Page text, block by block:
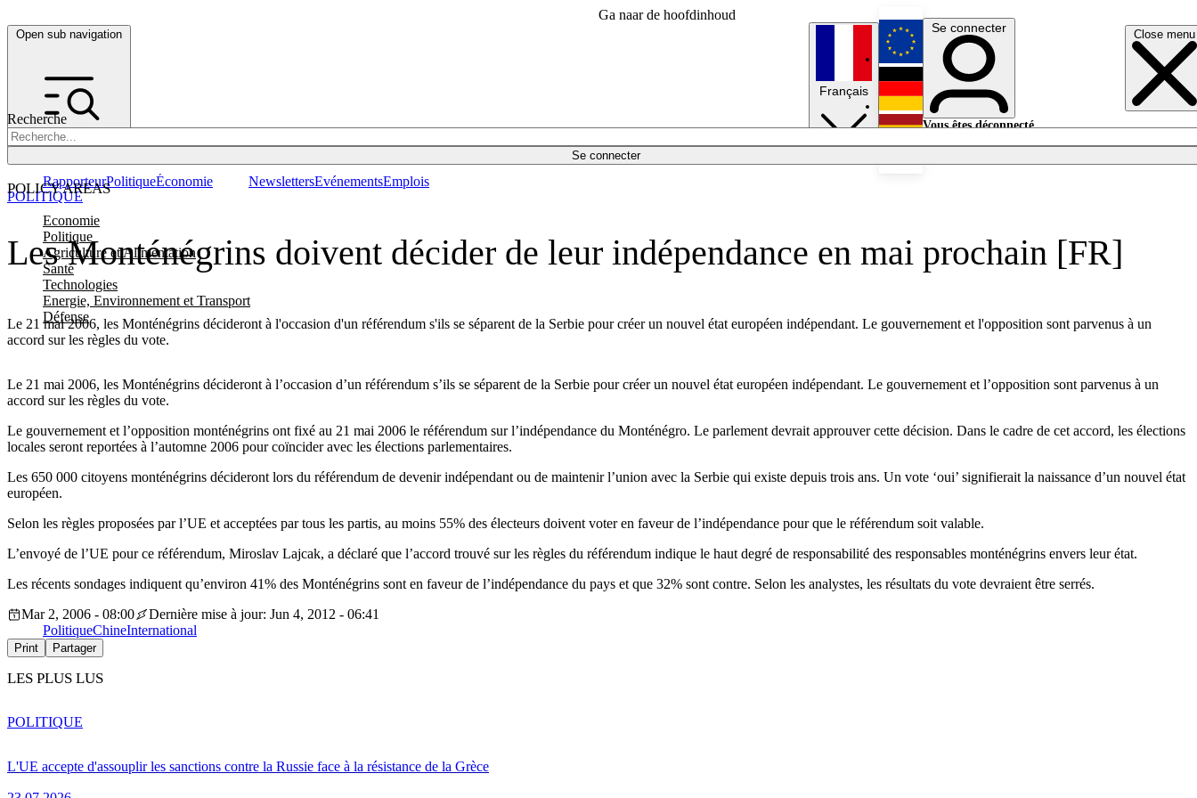
Ga naar de hoofdinhoud
Open sub navigation Close menu
Recherche
Se connecter
POLICY AREAS
Economie
Politique
Agriculture et Alimentation
Santé
Technologies
Energie, Environnement et Transport
Défense
RapporteurPolitiqueÉconomie NewslettersEvénementsEmplois
Français
English
Deutsch
Se connecter
Vous êtes déconnecté.
Les Monténégrins doivent décider de leur indépendance en mai prochain [FR]
Le 21 mai 2006, les Monténégrins décideront à l'occasion d'un référendum s'ils se séparent de la Serbie pour créer un nouvel état européen indépendant. Le gouvernement et l'opposition sont parvenus à un
accord sur les règles du vote.
POLITIQUE
Le 21 mai 2006, les Monténégrins décideront à l’occasion d’un référendum s’ils se séparent de la Serbie pour créer un nouvel état européen indépendant. Le gouvernement et l’opposition sont parvenus à un
accord sur les règles du vote.
Le gouvernement et l’opposition monténégrins ont fixé au 21 mai 2006 le référendum sur l’indépendance du Monténégro. Le parlement devrait approuver cette décision. Dans le cadre de cet accord, les élections
locales seront reportées à l’automne 2006 pour coïncider avec les élections parlementaires.
Les 650 000 citoyens monténégrins décideront lors du référendum de devenir indépendant ou de maintenir l’union avec la Serbie qui existe depuis trois ans. Un vote ‘oui’ signifierait la naissance d’un nouvel état
européen.
Selon les règles proposées par l’UE et acceptées par tous les partis, au moins 55% des électeurs doivent voter en faveur de l’indépendance pour que le référendum soit valable.
L’envoyé de l’UE pour ce référendum, Miroslav Lajcak, a déclaré que l’accord trouvé sur les règles du référendum indique le haut degré de responsabilité des responsables monténégrins envers leur état.
Les récents sondages indiquent qu’environ 41% des Monténégrins sont en faveur de l’indépendance du pays et que 32% sont contre. Selon les analystes, les résultats du vote devraient être serrés.
Mar 2, 2006 - 08:00
Dernière mise à jour: Jun 4, 2012 - 06:41
PolitiqueChineInternational
Print Partager
LES PLUS LUS
L'UE accepte d'assouplir les sanctions contre la Russie face à la résistance de la Grèce
POLITIQUE